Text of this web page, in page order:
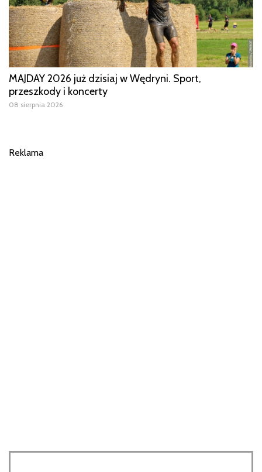
MAJDAY 2026 już dzisiaj w Wędryni. Sport,
przeszkody i koncerty
08 sierpnia 2026
Reklama